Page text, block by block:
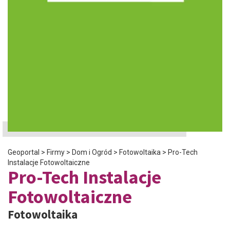
Geoportal > Firmy > Dom i Ogród > Fotowoltaika > Pro-Tech
Instalacje Fotowoltaiczne
Pro-Tech Instalacje
Fotowoltaiczne
Fotowoltaika